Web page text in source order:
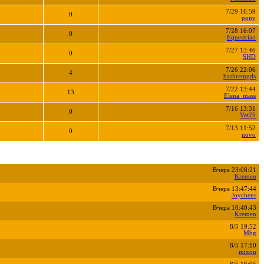
0
7/29 16:59
pony
0
7/28 16:07
Equestrian
0
7/27 13:46
SHD
4
7/26 22:06
bashremgds
13
7/22 13:44
Elena_mass
0
7/16 13:31
Vet25
0
7/13 11:52
novo
Вчера 23:08:21
Kremen
Вчера 13:47:44
Joychens
Вчера 10:40:43
Kremen
8/5 19:52
Mbg
8/5 17:10
mixon